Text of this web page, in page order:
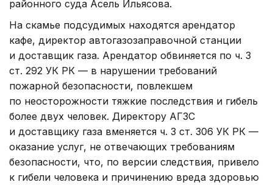
районного суда Асель Ильясова.
На скамье подсудимых находятся арендатор
кафе, директор автогазозаправочной станции
и доставщик газа. Арендатор обвиняется по ч. 3
ст. 292 УК РК — в нарушении требований
пожарной безопасности, повлекшем
по неосторожности тяжкие последствия и гибель
более двух человек. Директору АГЗС
и доставщику газа вменяется ч. 3 ст. 306 УК РК —
оказание услуг, не отвечающих требованиям
безопасности, что, по версии следствия, привело
к гибели человека и причинению вреда здоровью